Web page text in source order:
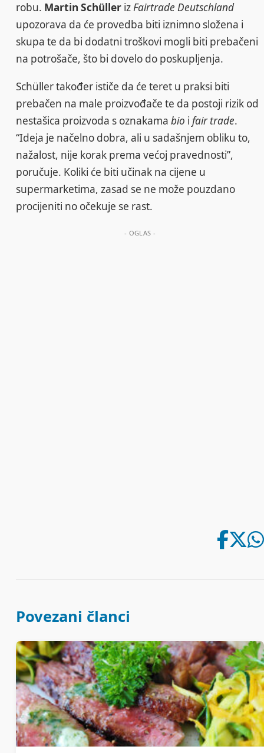
robu. Martin Schüller izFairtrade Deutschland
upozorava da će provedba biti iznimno složena i
skupa te da bi dodatni troškovi mogli biti prebačeni
na potrošače, što bi dovelo do poskupljenja.
Schüller također ističe da će teret u praksi biti
prebačen na male proizvođače te da postoji rizik od
nestašica proizvoda s oznakamabio ifair trade.
“Ideja je načelno dobra, ali u sadašnjem obliku to,
nažalost, nije korak prema većoj pravednosti”,
poručuje. Koliki će biti učinak na cijene u
supermarketima, zasad se ne može pouzdano
procijeniti no očekuje se rast.
- OGLAS -
Povezani članci